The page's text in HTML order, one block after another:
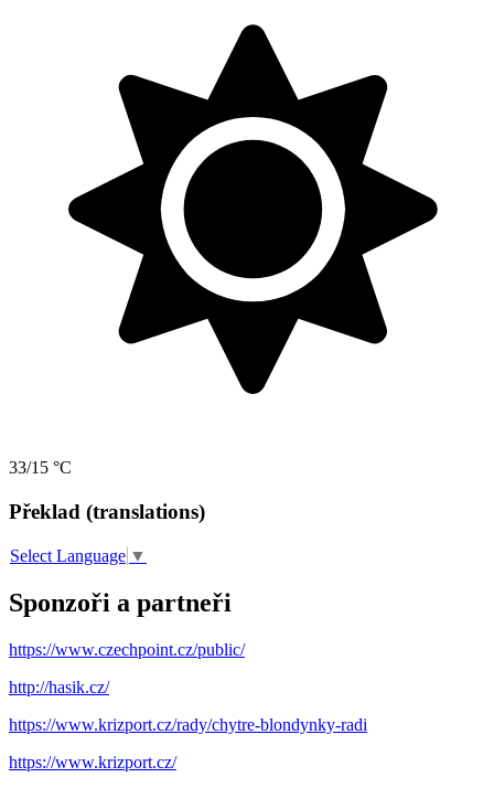
33/15 °C
Překlad (translations)
Select Language ▼
Sponzoři a partneři
https://www.czechpoint.cz/public/
http://hasik.cz/
https://www.krizport.cz/rady/chytre-blondynky-radi
https://www.krizport.cz/